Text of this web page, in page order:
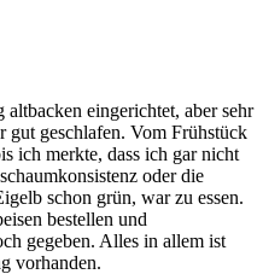
eingerichtet, aber sehr
gut geschlafen. Vom Frühstück
ich merkte, dass ich gar nicht
oder die
schon grün, war zu essen.
bestellen und
gegeben. Alles in allem ist
vorhanden.